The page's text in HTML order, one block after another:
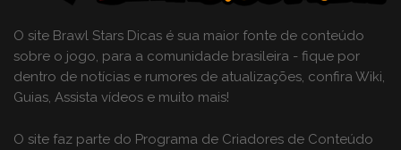
O site Brawl Stars Dicas é sua maior fonte de conteúdo
sobre o jogo, para a comunidade brasileira - fique por
dentro de notícias e rumores de atualizações, confira Wiki,
Guias, Assista vídeos e muito mais!
O site faz parte do Programa de Criadores de Conteúdo